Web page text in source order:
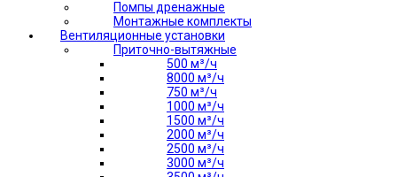
Помпы дренажные
Монтажные комплекты
Вентиляционные установки
Приточно-вытяжные
500 м³/ч
8000 м³/ч
750 м³/ч
1000 м³/ч
1500 м³/ч
2000 м³/ч
2500 м³/ч
3000 м³/ч